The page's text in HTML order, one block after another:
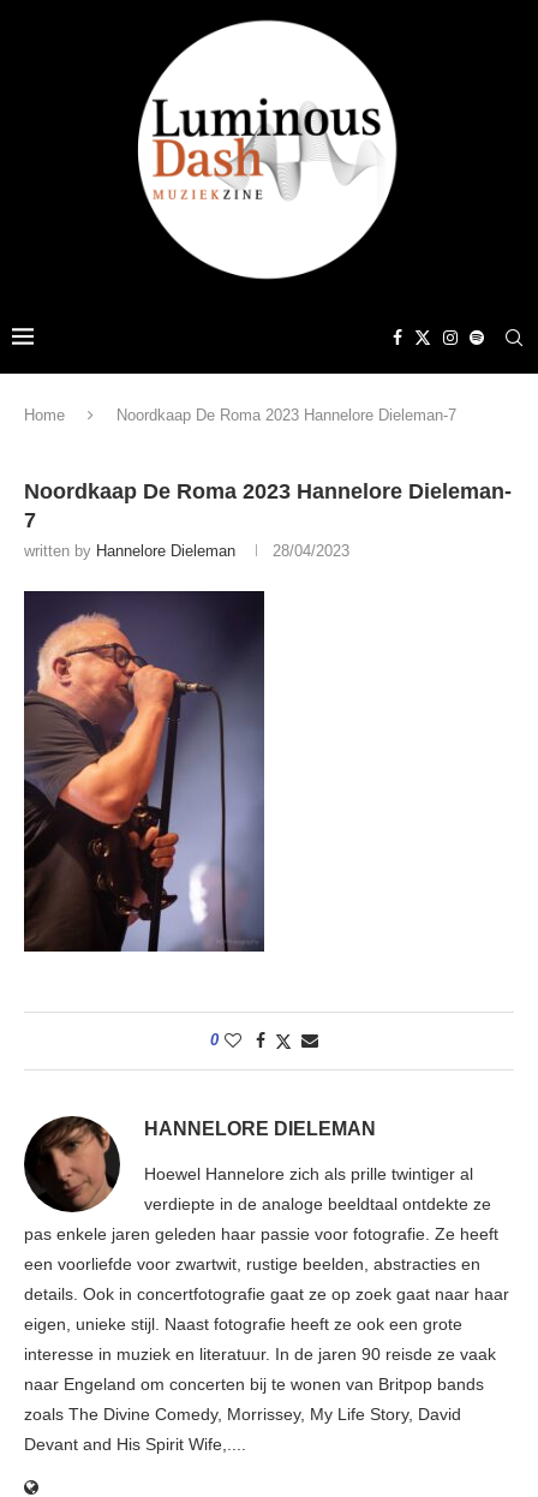
Home Noordkaap De Roma 2023 Hannelore Dieleman-7
Noordkaap De Roma 2023 Hannelore Dieleman-
7
written by Hannelore Dieleman 28/04/2023
0
HANNELORE DIELEMAN
Hoewel Hannelore zich als prille twintiger al
verdiepte in de analoge beeldtaal ontdekte ze
pas enkele jaren geleden haar passie voor fotografie. Ze heeft
een voorliefde voor zwartwit, rustige beelden, abstracties en
details. Ook in concertfotografie gaat ze op zoek gaat naar haar
eigen, unieke stijl. Naast fotografie heeft ze ook een grote
interesse in muziek en literatuur. In de jaren 90 reisde ze vaak
naar Engeland om concerten bij te wonen van Britpop bands
zoals The Divine Comedy, Morrissey, My Life Story, David
Devant and His Spirit Wife,....